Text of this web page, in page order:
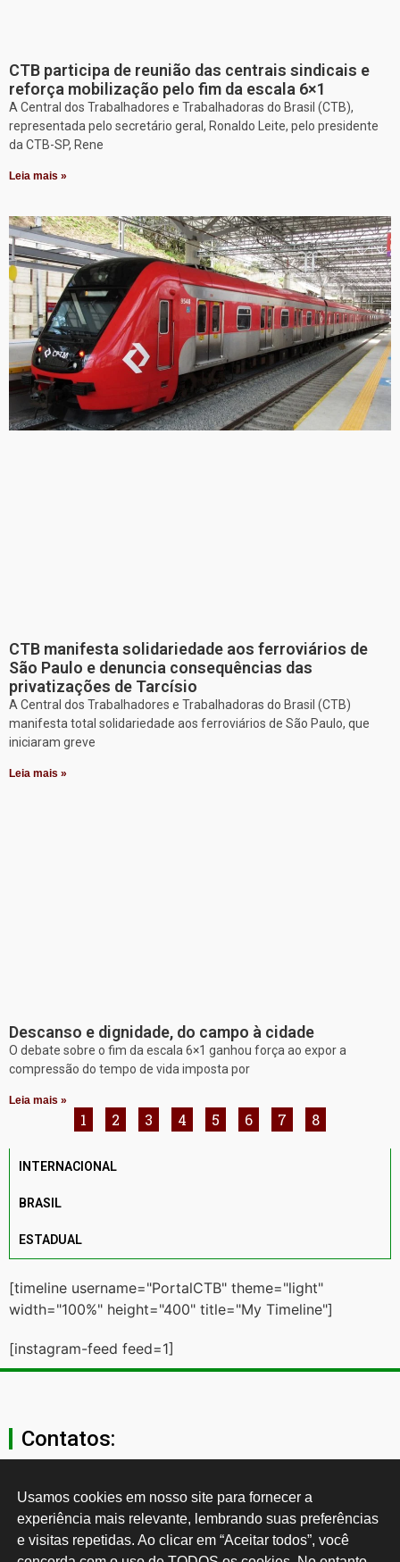
CTB participa de reunião das centrais sindicais e
reforça mobilização pelo fim da escala 6×1
A Central dos Trabalhadores e Trabalhadoras do Brasil (CTB),
representada pelo secretário geral, Ronaldo Leite, pelo presidente
da CTB-SP, Rene
Leia mais »
CTB manifesta solidariedade aos ferroviários de
São Paulo e denuncia consequências das
privatizações de Tarcísio
A Central dos Trabalhadores e Trabalhadoras do Brasil (CTB)
manifesta total solidariedade aos ferroviários de São Paulo, que
iniciaram greve
Leia mais »
Descanso e dignidade, do campo à cidade
O debate sobre o fim da escala 6×1 ganhou força ao expor a
compressão do tempo de vida imposta por
Leia mais »
1 2 3 4 5 6 7 8
INTERNACIONAL
BRASIL
ESTADUAL
[timeline username="PortalCTB" theme="light"
width="100%" height="400" title="My Timeline"]
[instagram-feed feed=1]
Contatos:
secgeral@ctb.org.br
11 3874-0040
Usamos cookies em nosso site para fornecer a
experiência mais relevante, lembrando suas preferências
e visitas repetidas. Ao clicar em “Aceitar todos”, você